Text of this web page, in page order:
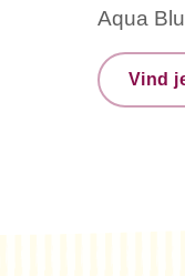
Aqua
Vind